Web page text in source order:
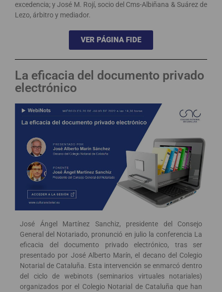
excedencia; y José M. Rojí, socio del Cms-Albiñana & Suárez de
Lezo, árbitro y mediador.
VER PÁGINA FIDE
La eficacia del documento privado
electrónico
José Ángel Martínez Sanchiz, presidente del Consejo
General del Notariado, pronunció en julio la conferencia La
eficacia del documento privado electrónico, tras ser
presentado por José Alberto Marín, el decano del Colegio
Notarial de Cataluña. Esta intervención se enmarcó dentro
del ciclo de webinots (seminarios virtuales notariales)
organizados por el Colegio Notarial de Cataluña que han